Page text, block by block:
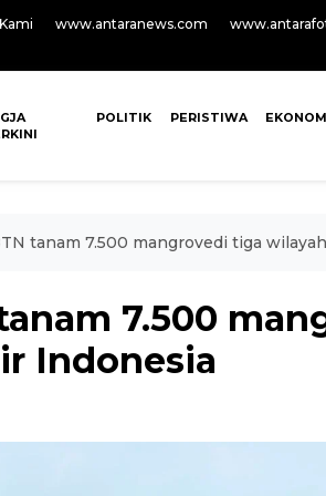
www.antaranews.com
POLITIK PERISTIWA
tanam 7.500 mangrovedi tiga
7.500
Indonesia